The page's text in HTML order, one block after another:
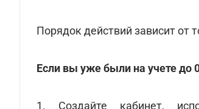
Порядок действий зависит от
Если вы уже были на учете до
1.
Создайте кабинет,